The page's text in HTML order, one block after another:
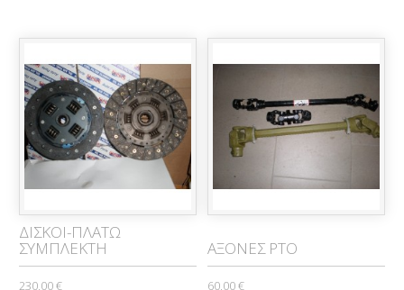
ΔΙΣΚΟΙ-ΠΛΑΤΩ
ΣΥΜΠΛΕΚΤΗ
230,00 €
ΑΞΟΝΕΣ ΡΤΟ
60,00 €